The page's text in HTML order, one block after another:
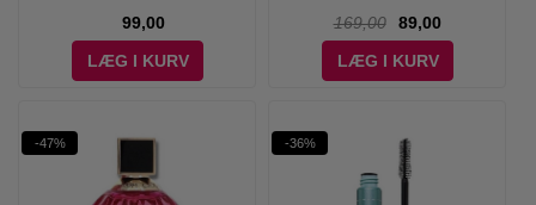
99,00
LÆG I KURV
169,00
89,00
LÆG I KURV
-47% -36%